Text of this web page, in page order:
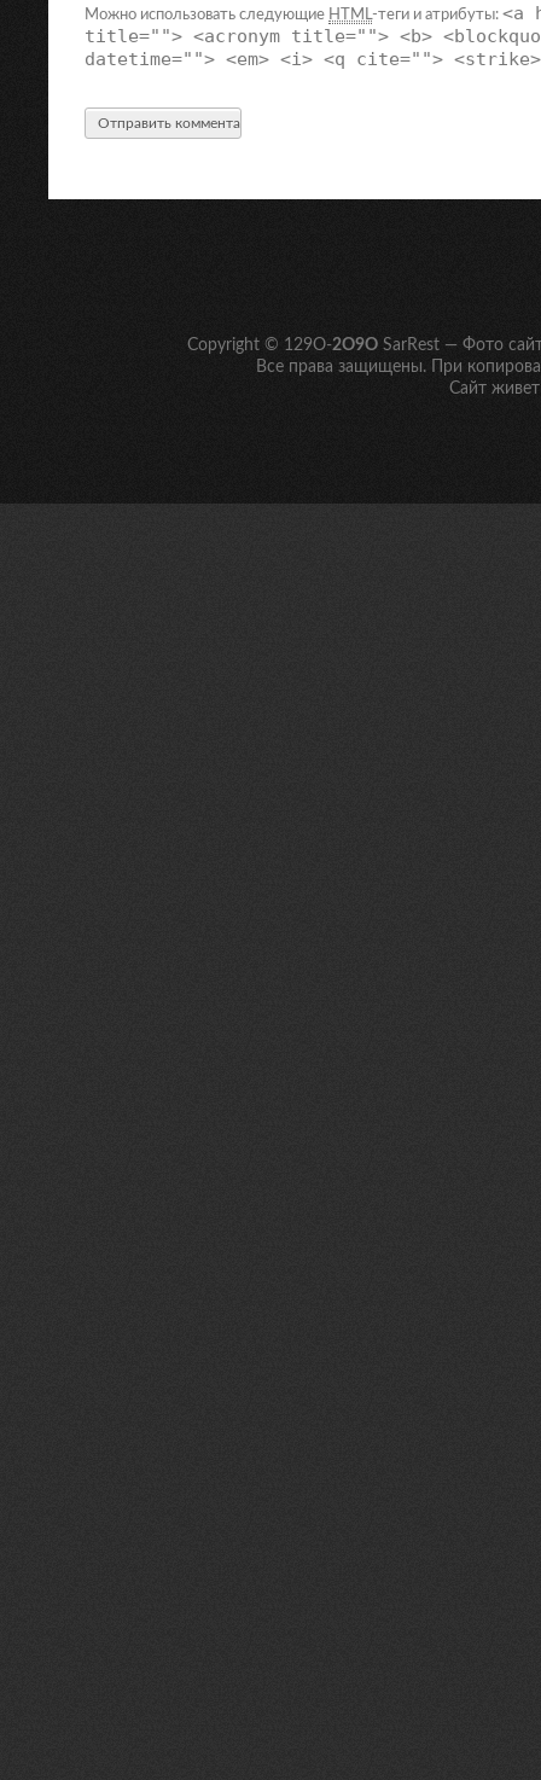
Можно использовать следующие HTML -теги и атрибуты: <a
title=""> <acronym title=""> <b>
datetime=""> <em> <i> <q cite="">
Copyright © 129O-2O9O SarRest — Фото
Все права защищены. При
Сайт живет